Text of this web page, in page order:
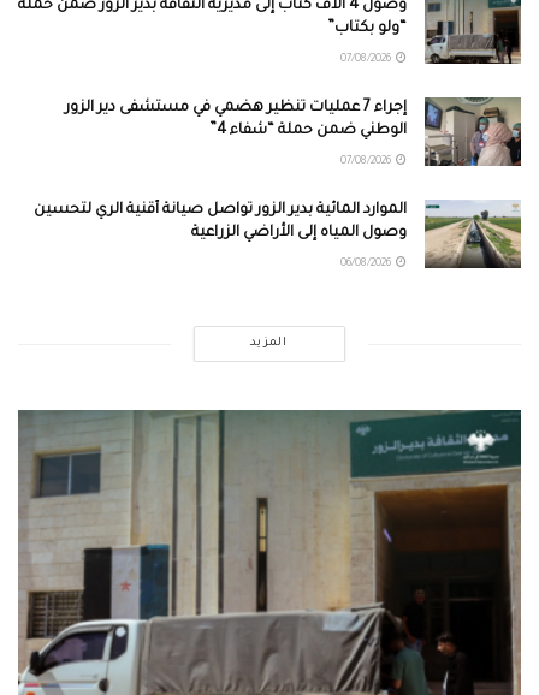
وصول 4 آلاف كتاب إلى مديرية الثقافة بدير الزور ضمن حملة
“ولو بكتاب”
إجراء 7 عمليات تنظير هضمي في مستشفى دير الزور
الوطني ضمن حملة “شفاء 4”
الموارد المائية بدير الزور تواصل صيانة أقنية الري لتحسين
وصول المياه إلى الأراضي الزراعية
المزيد